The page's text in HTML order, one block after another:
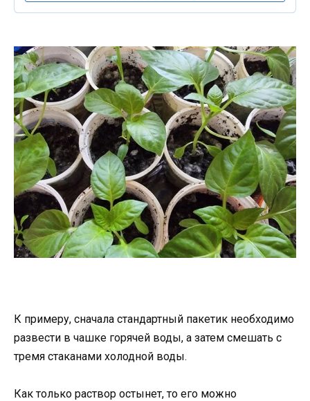
К примеру, сначала стандартный пакетик необходимо
развести в чашке горячей воды, а затем смешать с
тремя стаканами холодной воды.
Как только раствор остынет, то его можно